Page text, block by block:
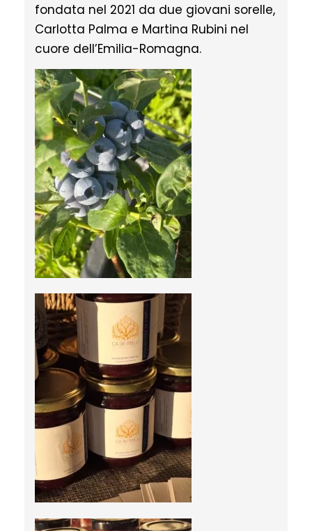
fondata nel 2021 da due giovani sorelle,
Carlotta Palma e Martina Rubini nel
cuore dell’Emilia-Romagna.